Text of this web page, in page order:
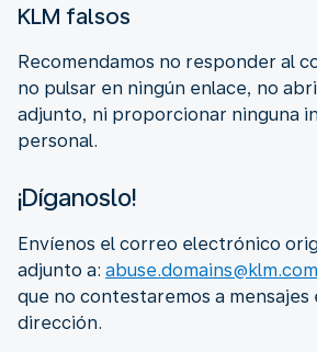
KLM falsos
Recomendamos no responder al
no pulsar en ningún enlace, no
adjunto, ni proporcionar ninguna
personal.
¡Díganoslo!
Envíenos el correo electrónico
adjunto a:
que no contestaremos a mensajes
dirección.